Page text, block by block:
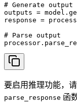
# Generate output
outputs =
response =
# Parse output
要启用推理功能，
parse_response 函